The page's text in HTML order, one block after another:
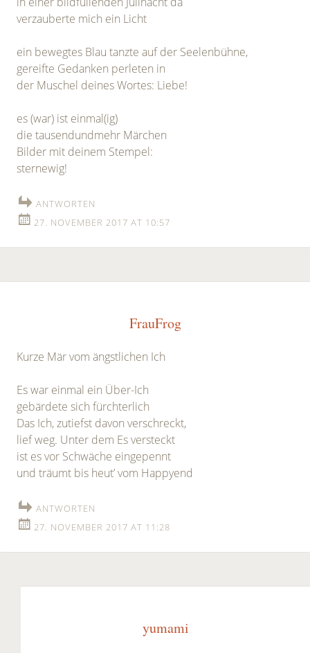
verzauberte mich ein Licht
ein bewegtes Blau tanzte auf der Seelenbühne,
gereifte Gedanken perleten in
der Muschel deines Wortes: Liebe!
es (war) ist einmal(ig)
die tausendundmehr Märchen
Bilder mit deinem Stempel:
sternewig!
ANTWORTEN
27. NOVEMBER 2017 AT 10:57
FrauFrog
Kurze Mär vom ängstlichen Ich
Es war einmal ein Über-Ich
gebärdete sich fürchterlich
Das Ich, zutiefst davon verschreckt,
lief weg. Unter dem Es versteckt
ist es vor Schwäche eingepennt
und träumt bis heut’ vom Happyend
ANTWORTEN
27. NOVEMBER 2017 AT 11:28
yumami